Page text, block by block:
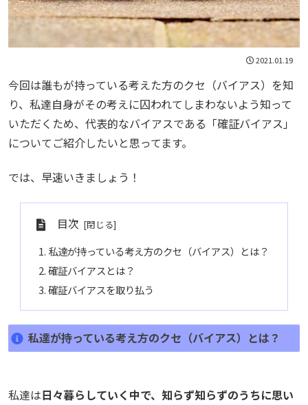
2021.01.19
今回は誰もが持っている考えた方のクセ（バイアス）を知
り、私達自身がその考えに囚われてしまわないよう知って
いただくため、代表的なバイアスである「確証バイアス」
についてご紹介したいと思ってます。
では、早速いきましょう！
目次
私達が持っている考え方のクセ（バイアス）とは？
確証バイアスとは？
確証バイアスを取り払う
私達が持っている考え方のクセ（バイアス）とは？
私達は日々暮らしていく中で、知らず知らずのうちに思い